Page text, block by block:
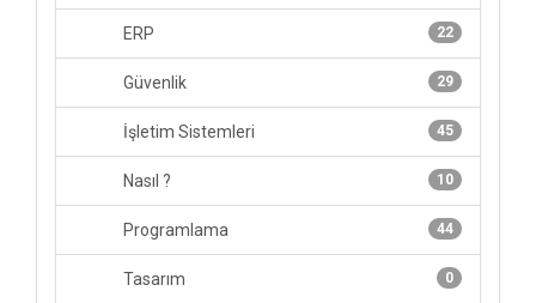
22
ERP
29
Güvenlik
45
İşletim Sistemleri
10
Nasıl ?
44
Programlama
0
Tasarım